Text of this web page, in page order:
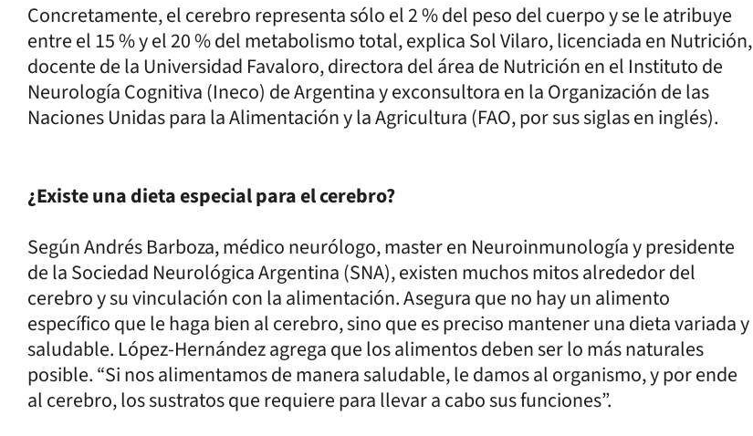
Concretamente, el cerebro representa sólo el 2 % del peso del cuerpo y se le atribuye
entre el 15 % y el 20 % del metabolismo total, explica Sol Vilaro, licenciada en Nutrición,
docente de la Universidad Favaloro, directora del área de Nutrición en el Instituto de
Neurología Cognitiva (Ineco) de Argentina y exconsultora en la Organización de las
Naciones Unidas para la Alimentación y la Agricultura (FAO, por sus siglas en inglés).
¿Existe una dieta especial para el cerebro?
Según Andrés Barboza, médico neurólogo, master en Neuroinmunología y presidente
de la Sociedad Neurológica Argentina (SNA), existen muchos mitos alrededor del
cerebro y su vinculación con la alimentación. Asegura que no hay un alimento
específico que le haga bien al cerebro, sino que es preciso mantener una dieta variada y
saludable. López-Hernández agrega que los alimentos deben ser lo más naturales
posible. “Si nos alimentamos de manera saludable, le damos al organismo, y por ende
al cerebro, los sustratos que requiere para llevar a cabo sus funciones”.